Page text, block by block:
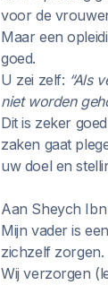
voor de
Maar een
goed.
U zei zelf: “Als
niet worden
Dit is zeker
zaken gaat
uw doel en
Aan Sheych
Mijn vader is
zichzelf zorgen.
Wij verzorgen